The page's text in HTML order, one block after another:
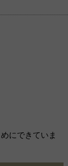
にできていま